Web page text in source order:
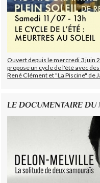
Ouvert depuis le mercredi 3 juin
propose un cycle de l'été avec
René Clément et "La Piscine" de
LE DOCUMENTAIRE DU